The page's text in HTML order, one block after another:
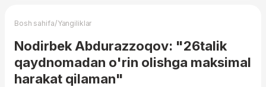
Bosh sahifa/Yangiliklar
Nodirbek Abdurazzoqov: "26talik
qaydnomadan o'rin olishga maksimal
harakat qilaman"